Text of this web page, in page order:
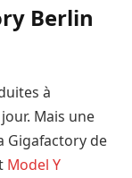
Berlin
à
Mais une
Gigafactory de
Model Y